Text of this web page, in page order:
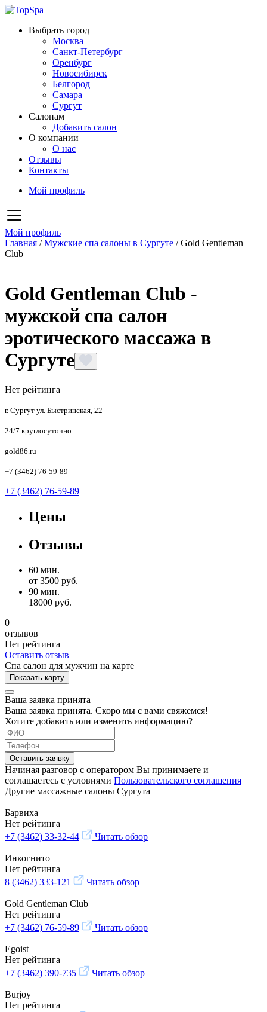
Выбрать город
Москва
Санкт-Петербург
Оренбург
Новосибирск
Белгород
Самара
Сургут
Салонам
Добавить салон
О компании
О нас
Отзывы
Контакты
Мой профиль
Мой профиль
Главная /Мужские спа салоны в Сургуте /Gold Gentleman
Club
Gold Gentleman Club -
мужской спа салон
эротического массажа в
Сургуте
Нет рейтинга
г. Сургут ул. Быстринская, 22
24/7 круглосуточно
gold86.ru
+7 (3462) 76-59-89
+7 (3462) 76-59-89
Цены
Отзывы
60 мин.
от 3500 руб.
90 мин.
18000 руб.
0
отзывов
Нет рейтинга
Оставить отзыв
Спа салон для мужчин на карте
Показать карту
Ваша заявка принята
Ваша заявка принята. Скоро мы с вами свяжемся!
Хотите добавить или изменить информацию?
Оставить заявку
Начиная разговор с оператором Вы принимаете и
соглашаетесь с условиями Пользовательского соглашения
Другие массажные салоны Сургута
Барвиха
Нет рейтинга
+7 (3462) 33-32-44
Читать обзор
Инкогнито
Нет рейтинга
8 (3462) 333-121
Читать обзор
Gold Gentleman Club
Нет рейтинга
+7 (3462) 76-59-89
Читать обзор
Egoist
Нет рейтинга
+7 (3462) 390-735
Читать обзор
Burjoy
Нет рейтинга